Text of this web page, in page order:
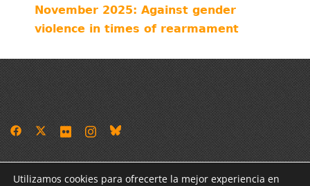
November 2025: Against gender
violence in times of rearmament
Antimilitaristes-MOC València
Utilizamos cookies para ofrecerte la mejor experiencia en